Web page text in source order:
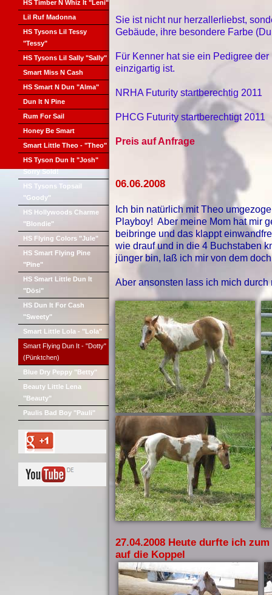
HS Timber N Whiz It "Leni"
Lil Ruf Madonna
HS Tysons Lil Tessy
"Tessy"
HS Tysons Lil Sally "Sally"
Smart Miss N Cash
HS Smart N Dun "Alma"
Dun It N Pine
Rum For Sail
Honey Be Smart
Smart Little Theo - "Theo"
HS Tyson Dun It "Josh"
Sorry Sold!
HS Tysons Topsail
"Goody"
HS Hollywoods Charme
"Blondie"
HS Flying Colors "Jule"
HS Smart Flying Pine
"Pine"
HS Smart Little Dun It
"Dösi"
HS Dun It For Cash
"Sweety"
Smart Little Lola - "Lola"
Smart Flying Dun It - "Dotty"
(Pünktchen)
Blue Dry Peppy "Betty"
Beauty Little Lena
"Beauty"
Paulis Bad Boy "Pauli"
Sie ist nicht nur herzallerliebst,
Gebäude, ihre besondere Farbe
Für Kenner hat sie ein Pedigree
einzigartig ist.
NRHA Futurity startberechtig 2011
PHCG Futurity startberechtigt 2011
Preis auf Anfrage
06.06.2008
Ich bin natürlich mit Theo
Playboy! Aber meine Mom hat mir
beibringe und das klappt
wie drauf und in die 4 Buchstaben
jünger bin, laß ich mir von dem
Aber ansonsten lass ich mich
27.04.2008 Heute durfte ich
auf die Koppel